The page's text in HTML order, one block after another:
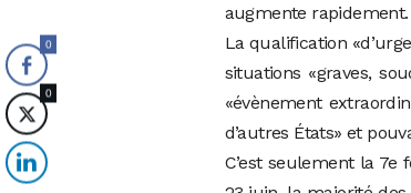
augmente rapidement.
La qualification
situations «graves,
«évènement
d’autres États» et
C’est seulement la 7e
0
0